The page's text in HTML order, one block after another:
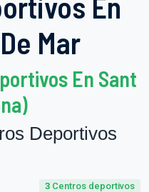
Mar
En Sant
Deportivos
3 Centros deportivos